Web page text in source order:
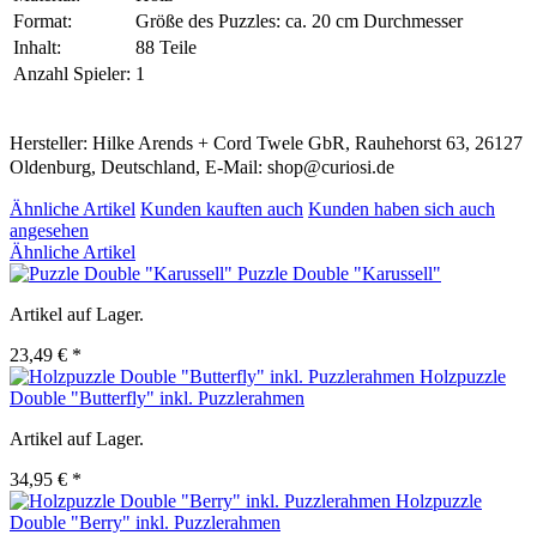
Format:
Größe des Puzzles: ca. 20 cm Durchmesser
Inhalt:
88 Teile
Anzahl Spieler: 1
Hersteller: Hilke Arends + Cord Twele GbR, Rauhehorst 63, 26127
Oldenburg, Deutschland, E-Mail: shop@curiosi.de
Ähnliche Artikel Kunden kauften auch Kunden haben sich auch
angesehen
Ähnliche Artikel
Puzzle Double "Karussell"
Artikel auf Lager.
23,49 € *
Holzpuzzle
Double "Butterfly" inkl. Puzzlerahmen
Artikel auf Lager.
34,95 € *
Holzpuzzle
Double "Berry" inkl. Puzzlerahmen